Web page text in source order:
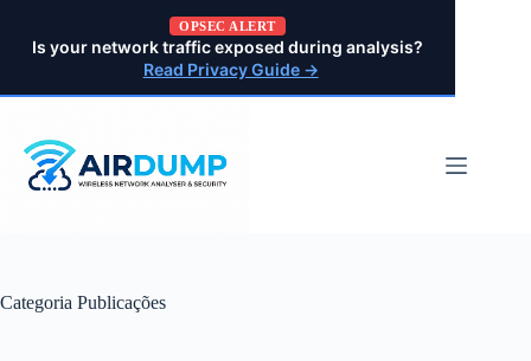
OPSEC ALERT
Is your network traffic exposed during analysis?
Read Privacy Guide →
Categoria Publicações